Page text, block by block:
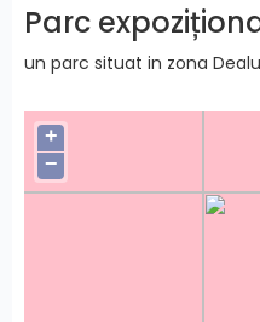
Parc
un parc situat in zona
+
−